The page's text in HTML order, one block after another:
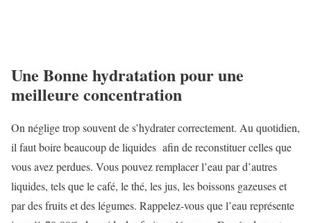
Une Bonne hydratation pour une
meilleure concentration
On néglige trop souvent de s’hydrater correctement. Au quotidien,
il faut boire beaucoup de liquides afin de reconstituer celles que
vous avez perdues. Vous pouvez remplacer l’eau par d’autres
liquides, tels que le café, le thé, les jus, les boissons gazeuses et
par des fruits et des légumes. Rappelez-vous que l’eau représente